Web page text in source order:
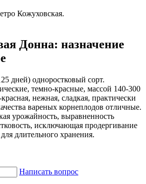
Кожуховская.
Донна: назначение
дней) одноростковый сорт.
темно-красные, массой 140-300
нежная, сладкая, практически
вареных корнеплодов отличные.
урожайность, выравненность
исключающая продергивание
длительного хранения.
Написать вопрос